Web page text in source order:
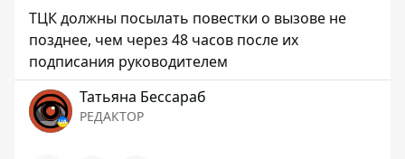
ТЦК должны посылать повестки о вызове не
позднее, чем через 48 часов после их
подписания руководителем
Татьяна Бессараб
РЕДАКТОР